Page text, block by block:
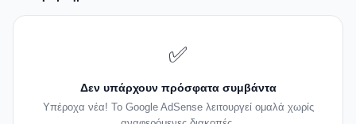
✅
Δεν υπάρχουν πρόσφατα συμβάντα
Υπέροχα νέα! Το Google AdSense λειτουργεί ομαλά χωρίς